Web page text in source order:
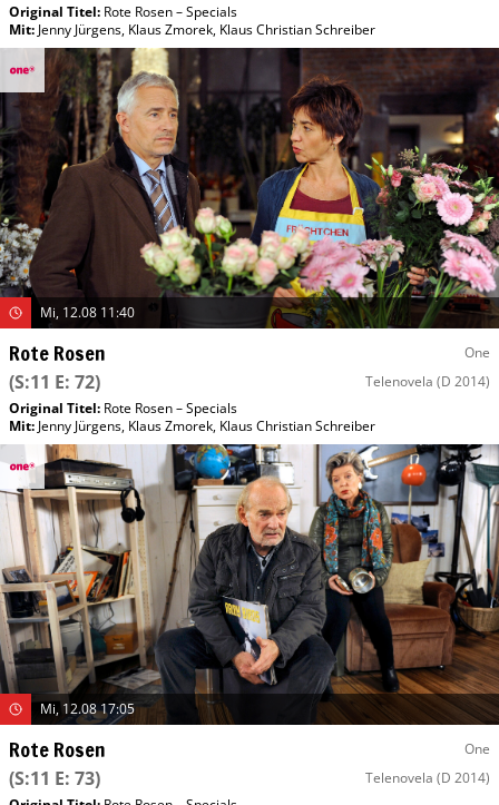
Original Titel: Rote Rosen – Specials
Mit: Jenny Jürgens, Klaus Zmorek, Klaus Christian Schreiber
Mi, 12.08 11:40
Rote Rosen One
(S:11 E: 72) Telenovela (D 2014)
Original Titel: Rote Rosen – Specials
Mit: Jenny Jürgens, Klaus Zmorek, Klaus Christian Schreiber
Mi, 12.08 17:05
Rote Rosen One
(S:11 E: 73) Telenovela (D 2014)